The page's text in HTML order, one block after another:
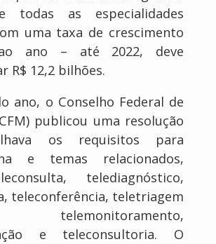
todas as especialidades
uma taxa de crescimento
ano – até 2022, deve
R$ 12,2 bilhões.
ano, o Conselho Federal de
publicou uma resolução
os requisitos para
e temas relacionados,
telediagnóstico,
teleconferência, teletriagem
telemonitoramento,
e teleconsultoria. O